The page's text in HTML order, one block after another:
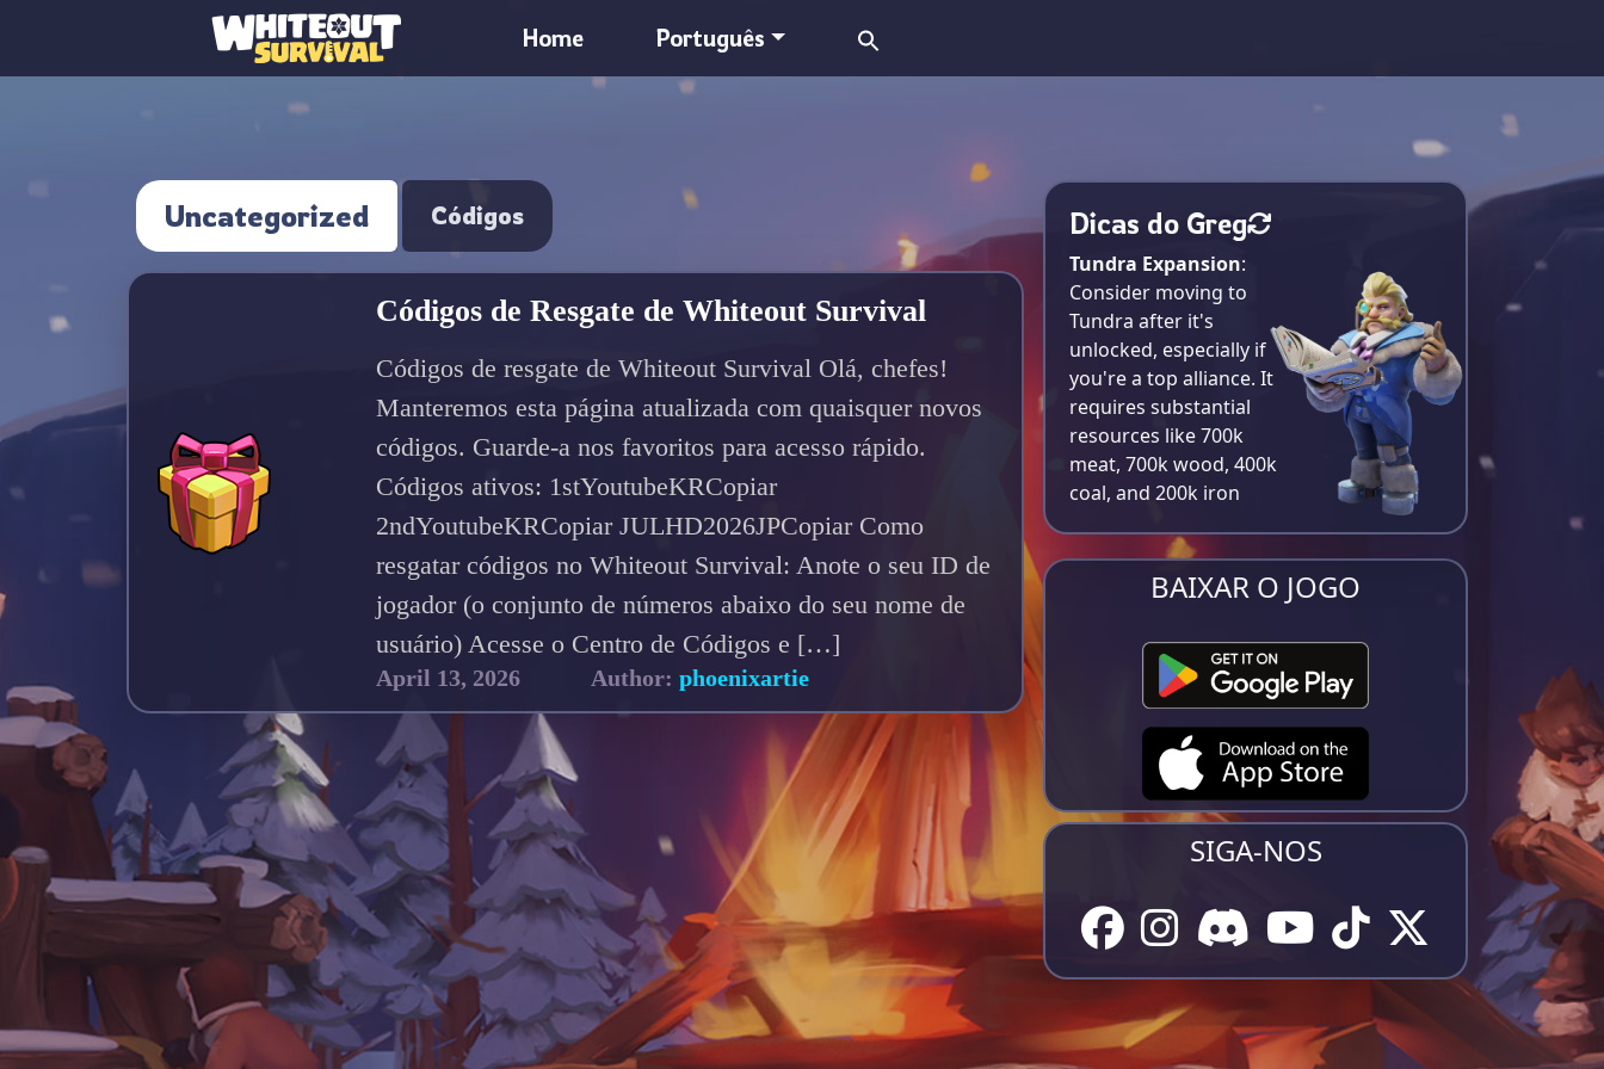
Home Português
Uncategorized Códigos
Códigos de Resgate de Whiteout Survival
Códigos de resgate de Whiteout Survival Olá, chefes!
Manteremos esta página atualizada com quaisquer novos
códigos. Guarde-a nos favoritos para acesso rápido.
Códigos ativos: 1stYoutubeKRCopiar
2ndYoutubeKRCopiar JULHD2026JPCopiar Como
resgatar códigos no Whiteout Survival: Anote o seu ID de
jogador (o conjunto de números abaixo do seu nome de
usuário) Acesse o Centro de Códigos e […]
April 13, 2026 Author:phoenixartie
Dicas do Greg
Tundra Expansion:
Consider moving to
Tundra after it's
unlocked, especially if
you're a top alliance. It
requires substantial
resources like 700k
meat, 700k wood, 400k
coal, and 200k iron​
BAIXAR O JOGO
SIGA-NOS